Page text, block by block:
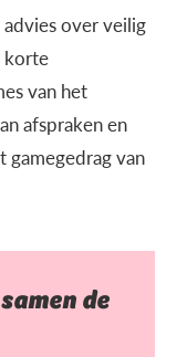
over veilig
korte
van het
afspraken en
van
de